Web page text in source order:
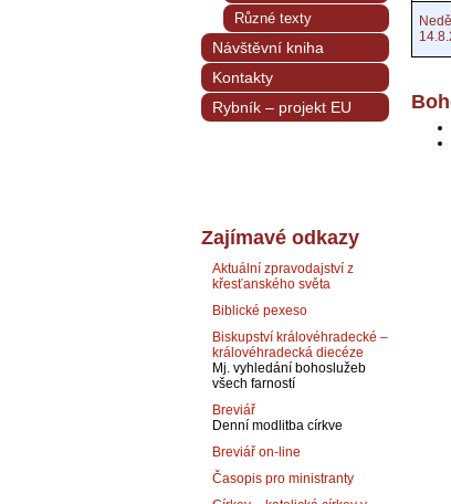
Různé texty
Návštěvní kniha
Kontakty
Rybník – projekt EU
Zajímavé odkazy
Aktuální zpravodajství z
křesťanského světa
Biblické pexeso
Biskupství královéhradecké –
královéhradecká diecéze
Mj. vyhledání bohoslužeb
všech farností
Breviář
Denní modlitba církve
Breviář on-line
Časopis pro ministranty